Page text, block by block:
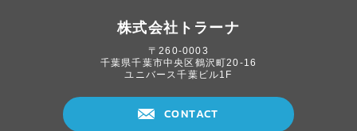
株式会社トラーナ
〒260-0003
千葉県千葉市中央区鶴沢町20-16
ユニバース千葉ビル1F
CONTACT